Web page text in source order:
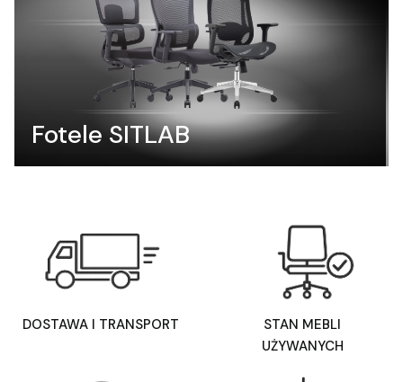
Fotele SITLAB
DOSTAWA I TRANSPORT
STAN MEBLI
UŻYWANYCH